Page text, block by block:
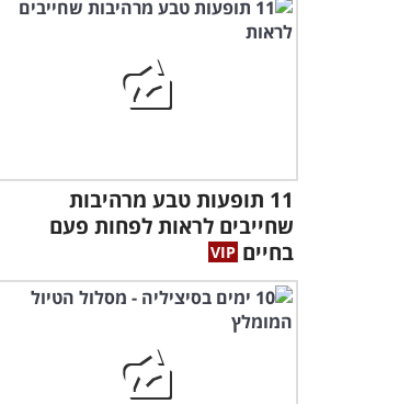
11 תופעות טבע מרהיבות
שחייבים לראות לפחות פעם
בחיים